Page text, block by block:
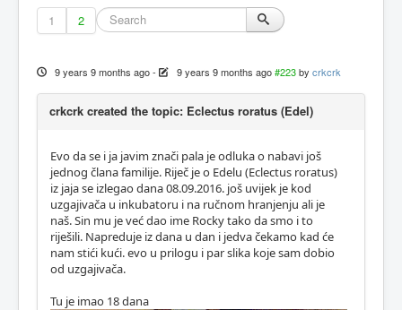
1 2
9 years 9 months ago- 9 years 9 months ago #223 by crkcrk
crkcrk created the topic: Eclectus roratus (Edel)
Evo da se i ja javim znači pala je odluka o nabavi još
jednog člana familije. Riječ je o Edelu (Eclectus roratus)
iz jaja se izlegao dana 08.09.2016. još uvijek je kod
uzgajivača u inkubatoru i na ručnom hranjenju ali je
naš. Sin mu je već dao ime Rocky tako da smo i to
riješili. Napreduje iz dana u dan i jedva čekamo kad će
nam stići kući. evo u prilogu i par slika koje sam dobio
od uzgajivača.
Tu je imao 18 dana